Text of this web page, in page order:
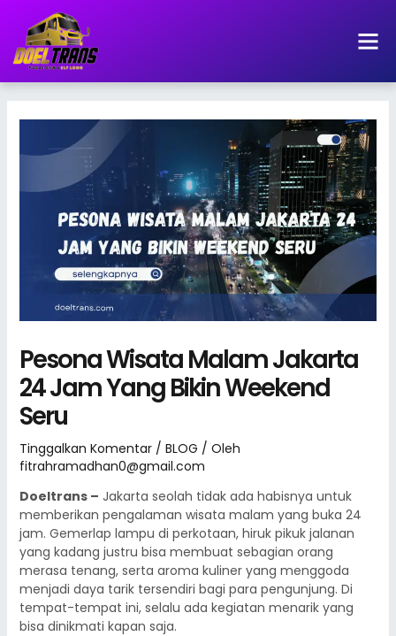
konten
Pesona Wisata Malam Jakarta
24 Jam Yang Bikin Weekend
Seru
Tinggalkan Komentar / BLOG / Oleh
fitrahramadhan0@gmail.com
Doeltrans – Jakarta seolah tidak ada habisnya untuk
memberikan pengalaman wisata malam yang buka 24
jam. Gemerlap lampu di perkotaan, hiruk pikuk jalanan
yang kadang justru bisa membuat sebagian orang
merasa tenang, serta aroma kuliner yang menggoda
menjadi daya tarik tersendiri bagi para pengunjung. Di
tempat-tempat ini, selalu ada kegiatan menarik yang
bisa dinikmati kapan saja.